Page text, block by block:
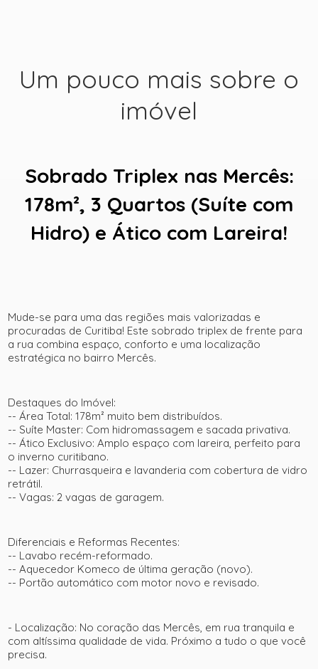
+ 13
ver mais fotos
Um pouco mais sobre o
imóvel
Sobrado Triplex nas Mercês:
178m², 3 Quartos (Suíte com
Hidro) e Ático com Lareira!
Mude-se para uma das regiões mais valorizadas e
procuradas de Curitiba! Este sobrado triplex de frente para
a rua combina espaço, conforto e uma localização
estratégica no bairro Mercês.
Destaques do Imóvel:
-- Área Total: 178m² muito bem distribuídos.
-- Suíte Master: Com hidromassagem e sacada privativa.
--Ático Exclusivo: Amplo espaço com lareira, perfeito para
o inverno curitibano.
-- Lazer: Churrasqueira e lavanderia com cobertura de vidro
retrátil.
--Vagas: 2 vagas de garagem.
Diferenciais e Reformas Recentes:
-- Lavabo recém-reformado.
-- Aquecedor Komeco de última geração (novo).
-- Portão automático com motor novo e revisado.
- Localização: No coração das Mercês, em rua tranquila e
com altíssima qualidade de vida. Próximo a tudo o que você
precisa.